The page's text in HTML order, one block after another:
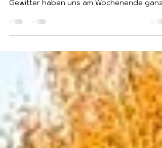
Trainingscamp im Juni
Extremes Wetter kann uns nicht aufhalten!
Die drückende Hitze und die plötzlichen
schön gefordert. Aufgrund von beruflichen
Verpflichtungen und Urlauben waren wir
diesmal in einer kleineren Gruppe
unterwegs, doch die Vorbereitung auf die
Prüfungen im Juli lief trotzdem auf
Hochtouren. In zwei Teams wurde sowohl in
der Trümmer- als auch in der Flächensuche
trainiert. Nach dem Training gab es zur
Abkühlung sogar noch eine kurze